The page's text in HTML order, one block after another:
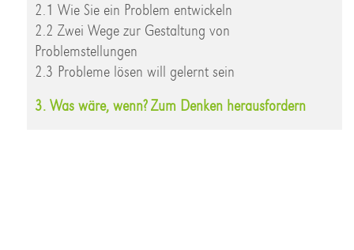
2.1 Wie Sie ein Problem entwickeln
2.2 Zwei Wege zur Gestaltung von
Problemstellungen
2.3 Probleme lösen will gelernt sein
3. Was wäre, wenn? Zum Denken herausfordern